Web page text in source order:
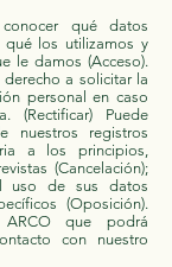
qué datos
qué los utilizamos y
le damos (Acceso).
a solicitar la
personal en caso
(Rectificar) Puede
nuestros registros
a los principios,
(Cancelación);
uso de sus datos
(Oposición).
ARCO que podrá
con nuestro